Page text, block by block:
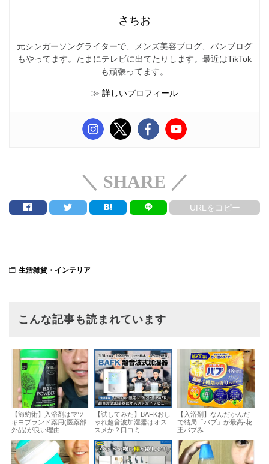
さちお
元シンガーソングライターで、メンズ美容ブログ、パンブログ
もやってます。たまにテレビに出てたりします。最近はTikTok
も頑張ってます。
≫ 詳しいプロフィール
＼ SHARE ／
URLをコピー
生活雑貨・インテリア
こんな記事も読まれています
【節約術】入浴剤はマツ
キヨブランド薬用(医薬部
外品)が良い理由
【試してみた】BAFKおし
ゃれ超音波加湿器はオス
スメか？口コミ
【入浴剤】なんだかんだ
で結局「バブ」が最高-花
王バブみ